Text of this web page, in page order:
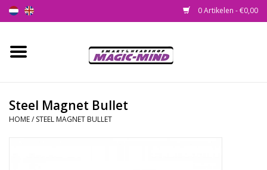
0 Artikelen - €0,00
Home
Smartshop
Steel Magnet Bullet
HOME/ STEEL MAGNET BULLET